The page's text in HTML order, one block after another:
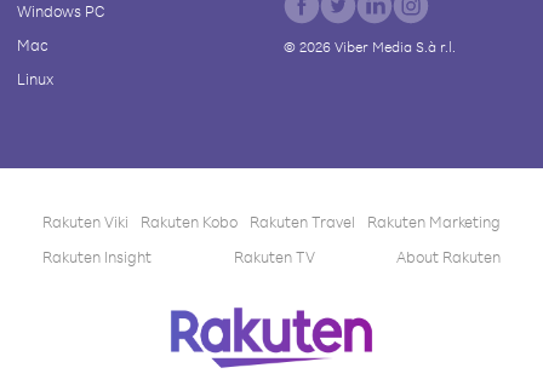
Windows PC
Mac
Linux
© 2026Viber Media S.à r.l.
Rakuten Viki Rakuten Kobo Rakuten Travel
Rakuten Marketing
Rakuten Insight
Rakuten TV About Rakuten